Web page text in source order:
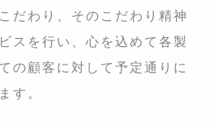
だわり、そのこだわり精神
スを行い、心を込めて各製
の顧客に対して予定通りに
す。